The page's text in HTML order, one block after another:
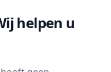
helpen u